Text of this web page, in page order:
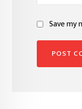
Save my